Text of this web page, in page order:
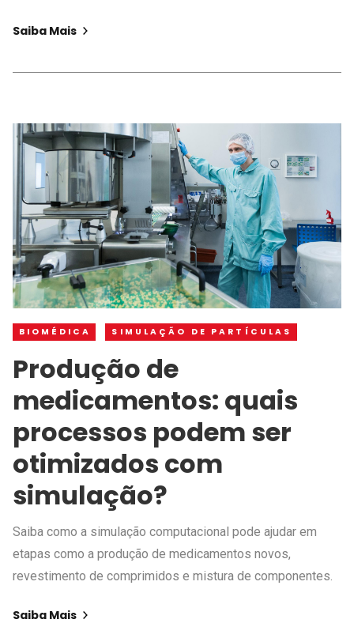
Saiba Mais
BIOMÉDICA SIMULAÇÃO DE PARTÍCULAS
Produção de
medicamentos: quais
processos podem ser
otimizados com
simulação?
Saiba como a simulação computacional pode ajudar em
etapas como a produção de medicamentos novos,
revestimento de comprimidos e mistura de componentes.
Saiba Mais